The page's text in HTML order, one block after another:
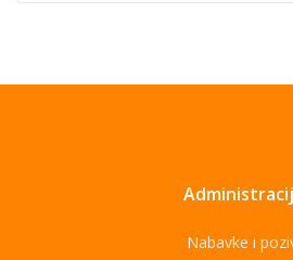
Nabavke i